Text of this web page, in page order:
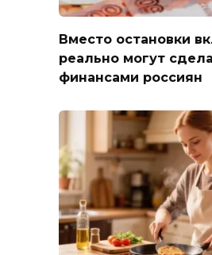
Вместо остановки
реально могут
финансами россиян